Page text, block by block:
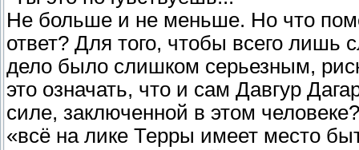
Не больше и не меньше. Но что
ответ? Для того, чтобы всего лишь
дело было слишком серьезным,
это означать, что и сам Давгур
силе, заключенной в этом
«всё на лике Терры имеет место